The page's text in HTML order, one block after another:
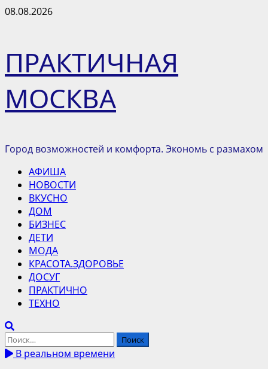
Перейти
08.08.2026
ПРАКТИЧНАЯ
МОСКВА
Город возможностей и комфорта. Экономь с размахом
Основное
меню
АФИША
НОВОСТИ
ВКУСНО
ДОМ
БИЗНЕС
ДЕТИ
МОДА
КРАСОТА.ЗДОРОВЬЕ
ДОСУГ
ПРАКТИЧНО
ТЕХНО
Найти:
В реальном времени